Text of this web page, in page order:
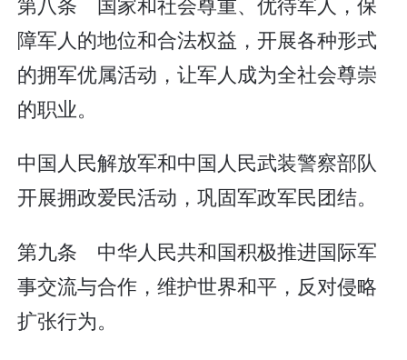
障军人的地位和合法权益，开展各种形式
的拥军优属活动，让军人成为全社会尊崇
的职业。
中国人民解放军和中国人民武装警察部队
开展拥政爱民活动，巩固军政军民团结。
第九条 中华人民共和国积极推进国际军
事交流与合作，维护世界和平，反对侵略
扩张行为。